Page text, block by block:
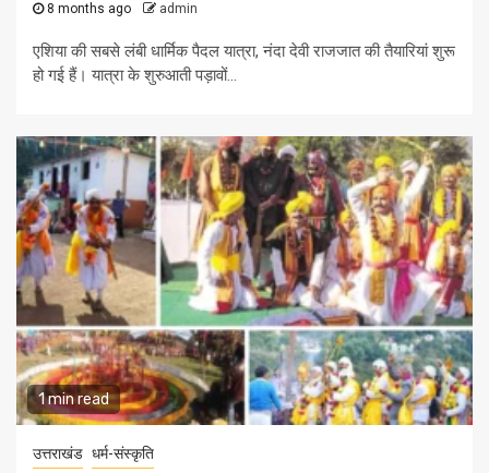
8 months ago admin
एशिया की सबसे लंबी धार्मिक पैदल यात्रा, नंदा देवी राजजात की तैयारियां शुरू
हो गई हैं। यात्रा के शुरुआती पड़ावों...
1 min read
उत्तराखंड धर्म-संस्कृति